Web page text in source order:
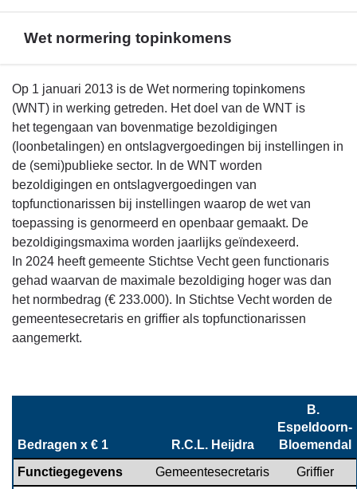
Wet normering topinkomens
Terug
naar
navigatie
Het
overzicht
van
baten
en
lasten
en
de
toelichting
topinkomens
Op 1 januari 2013 is de Wet normering topinkomens
(WNT) in werking getreden. Het doel van de WNT is
het tegengaan van bovenmatige bezoldigingen
(loonbetalingen) en ontslagvergoedingen bij instellingen in
de (semi)publieke sector. In de WNT worden
bezoldigingen en ontslagvergoedingen van
topfunctionarissen bij instellingen waarop de wet van
toepassing is genormeerd en openbaar gemaakt. De
bezoldigingsmaxima worden jaarlijks geïndexeerd.
In 2024 heeft gemeente Stichtse Vecht geen functionaris
gehad waarvan de maximale bezoldiging hoger was dan
het normbedrag (€ 233.000). In Stichtse Vecht worden de
gemeentesecretaris en griffier als topfunctionarissen
aangemerkt.
Bedragen x € 1 R.C.L. Heijdra
B.
Espeldoorn-
Bloemendal
Functiegegevens
Gemeentesecretaris
Griffier